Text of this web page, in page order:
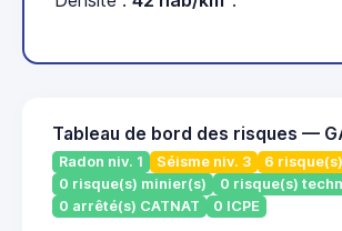
Tableau de bord des risques —
Radon niv. 1 Séisme niv. 3
6
0 risque(s) minier(s)
0 risque(s)
0 arrêté(s) CATNAT
0 ICPE